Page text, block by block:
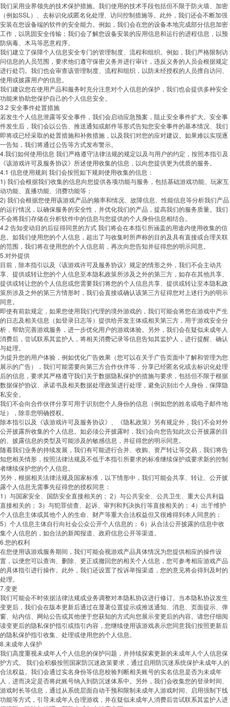
我们采用业界领先的技术保护措施。我们使用的技术手段包括但不限于防火墙、加密
（例如SSL）、去标识化或匿名化处理、访问控制措施等。此外，我们还会不断加强
安装在您设备端的软件的安全能力。例如，我们会在您的设备本地完成部分信息加密
工作，以巩固安全传输；我们会了解您设备安装的应用信息和运行的进程信息，以预
防病毒、木马等恶意程序。
我们建立了保障个人信息安全专门的管理制度、流程和组织。例如，我们严格限制访
问信息的人员范围，要求他们遵守保密义务并进行审计，违反义务的人员会根据规定
进行处罚。我们也会审查该管理制度、流程和组织，以防未经授权的人员擅自访问、
使用或披露用户的信息。
我们建议您在使用产品和服务时充分注意对个人信息的保护，我们也会提供多种安全
功能来协助您保护自己的个人信息安全。
3.2 安全事件处置措施
若发生个人信息泄露等安全事件，我们会启动应急预案，阻止安全事件扩大。安全事
件发生后，我们会以公告、推送通知或邮件等形式告知您安全事件的基本情况、我们
即将或已经采取的处置措施和补救措施，以及我们对您的应对建议。如果难以实现逐
一告知，我们将通过公告等方式发布警示。
4.我们如何使用信息 我们严格遵守法律法规的规定以及与用户的约定，按照本指引及
《该游戏许可及服务协议》所述使用收集的信息，以向您提供更为优质的服务。
4.1 信息使用规则 我们会按照如下规则使用收集的信息：
1) 我们会根据我们收集的信息向您提供各项功能与服务，包括基础游戏功能、玩家互
动功能、直播功能、消费功能等；
2) 我们会根据您使用该游戏产品的频率和情况、故障信息、性能信息等分析我们产品
的运行情况，以确保服务的安全性，并优化我们的产品，提高我们的服务质量。我们
不会将我们存储在分析软件中的信息与您提供的个人身份信息相结合。
4.2 告知变动目的后征得同意的方式 我们将会在本指引所涵盖的用途内使用收集的信
息。如我们使用您的个人信息，超出了与收集时所声称的目的及具有直接或合理关联
的范围，我们将在使用您的个人信息前，再次向您告知并征得您的明示同意。
5.对外提供
目前，除本指引以及《该游戏许可及服务协议》规定的情形之外，我们不会主动共
享、提供或转让您的个人信息至本隐私政策所涉及之外的第三方，如存在其他共享、
提供或转让您的个人信息或您需要我们将您的个人信息共享、提供或转让至本隐私政
策所涉及之外的第三方情形时，我们会直接或确认该第三方征得您对上述行为的明示
同意。
即使有前款规定，如果您使用我们代理的境外游戏的，我们可能会将您在游戏中产生
的日志及相关信息（如登录日志等）提供给开发主体或相关第三方，用于游戏安全分
析，帮助完善游戏服务，进一步优化用户的游戏体验。另外，我们会在疑似未成年人
消费后，尝试联系其监护人，将相关消费记录等信息告知其监护人，进行提醒、确认
与处理。
为提升您的用户体验，例如优化广告效果（您可以在关于广告页面中了解和管理为您
展示的广告），我们可能需要向第三方合作伙伴等，分享已经匿名化或去标识化处理
后的信息，要求其严格遵守我们关于数据隐私保护的措施与要求，包括但不限于根据
数据保护协议、承诺书及相关数据处理政策进行处理，避免识别出个人身份，保障隐
私安全。
我们不会向合作伙伴分享可用于识别您个人身份的信息（例如您的姓名或电子邮件地
址），除非您明确授权。
除本指引以及《该游戏许可及服务协议》、《隐私政策》另有规定外，我们不会对外
公开披露所收集的个人信息。如必须公开披露时，我们会向您告知此次公开披露的目
的、披露信息的类型及可能涉及的敏感信息，并征得您的明示同意。
随着我们业务的持续发展，我们有可能进行合并、收购、资产转让等交易，我们将告
知您相关情形，按照法律法规及不低于本指引所要求的标准继续保护或要求新的控制
者继续保护您的个人信息。
另外，根据相关法律法规及国家标准，以下情形中，我们可能会共享、转让、公开披
露个人信息无需事先征得您的授权同意：
1）与国家安全、国防安全直接相关的； 2）与公共安全、公共卫生、重大公共利益
直接相关的； 3）与犯罪侦查、起诉、审判和判决执行等直接相关的； 4）出于维护
个人信息主体或其他个人的生命、财产等重大合法权益但又很难得到本人同意的；
5）个人信息主体自行向社会公众公开个人信息的； 6）从合法公开披露的信息中收
集个人信息的，如合法的新闻报道、政府信息公开等渠道。
6.您的权利
在您使用该游戏服务期间，我们可能会视游戏产品具体情况为您提供相应的操作设
置，以便您可以查询、删除、更正或撤回您的相关个人信息，您可参考相应游戏产品
的具体指引进行操作。此外，我们还设置了投诉举报渠道，您的意见将会得到及时的
处理。
7.变更
我们可能会不时依据法律法规或业务调整对本隐私协议进行修订。当本隐私协议发生
变更后，我们会在版本更新后通过在显著位置提示或推送通知、消息、页面提示、弹
窗、站内信、网站公告或其他便于您获知的方式向您展示变更后的内容。请您仔细阅
读变更后的隐私保护指引或指引内容，您继续使用该游戏表示您同意我们按照更新后
的隐私保护指引收集、处理或使用您的个人信息。
8.未成年人保护
我们高度重视未成年人个人信息的保护问题，并持续探索更新的未成年人个人信息保
护方式。 我们会积极按照国家防沉迷政策要求，通过启用防沉迷系统保护未成年人的
合法权益。我们会通过实名身份等信息校验判断相关账号的实名信息是否为未成年
人，进而决定是否将此账号纳入到防沉迷体系中。另外，我们会收集您的登录时间、
游戏时长等信息，通过从系统层面自动干预和限制未成年人游戏时间、启用强制下线
功能等方式，引导未成年人合理游戏，并在疑似未成年人消费后尝试联系其监护人进